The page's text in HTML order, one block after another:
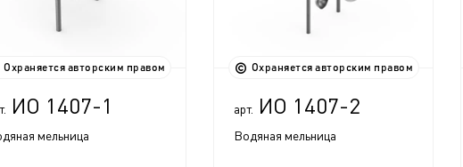
Охраняется авторским правом
ИО 1407-1
мельница
Охраняется авторским правом
арт. ИО 1407-2
Водяная мельница